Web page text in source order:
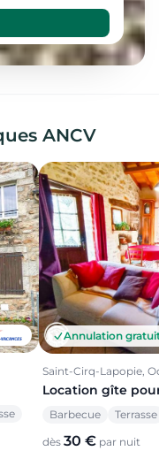
ANCV
Annulation
Saint-Cirq-Lapopie,
Location gîte
Barbecue Terrasse
dès 30 € par nuit